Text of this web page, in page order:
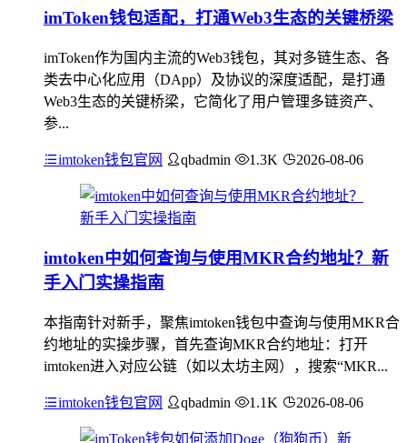
imToken钱包适配，打通Web3生态的关键桥梁
imToken作为国内主流的Web3钱包，其对多链生态、各
类去中心化应用（DApp）及协议的深度适配，是打通
Web3生态的关键桥梁，它简化了用户管理多链资产、
参...
imtoken钱包官网 qbadmin 1.3K 2026-08-06
imtoken中如何查询与使用MKR合约地址？新
手入门实操指南
本指南针对新手，聚焦imtoken钱包中查询与使用MKR合
约地址的实操步骤，首先查询MKR合约地址：打开
imtoken进入对应公链（如以太坊主网），搜索“MKR...
imtoken钱包官网 qbadmin 1.1K 2026-08-06